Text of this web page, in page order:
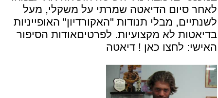
לאחר סיום הדיאטה שמרתי על משקלי, מעל
לשנתיים, מבלי תנודות "האקורדיון" האופייניות
בדיאטות לא מקצועיות. לפרטיםאודות הסיפור
האישי: לחצו כאן ! דיאטה